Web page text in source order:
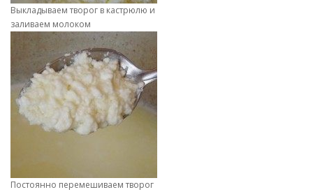
Выкладываем творог в кастрюлю и
заливаем молоком
Постоянно перемешиваем творог